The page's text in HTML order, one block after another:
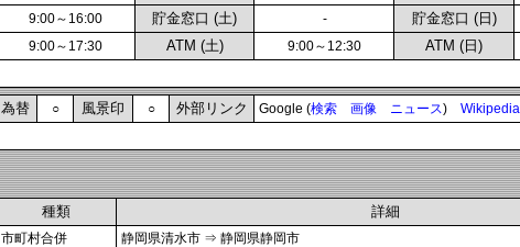
9:00～16:00 貯金窓口 (土) - 貯金窓口 (日)
9:00～17:30 ATM (土) 9:00～12:30 ATM (日)
為替 ○ 風景印 ○ 外部リンク Google (検索 画像 ニュース) Wikipedia
種類 詳細
市町村合併
静岡県清水市 ⇒ 静岡県静岡市